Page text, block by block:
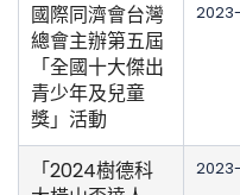
國際同濟會台灣
總會主辦第五屆
「全國十大傑出
青少年及兒童
獎」活動
「2024樹德科